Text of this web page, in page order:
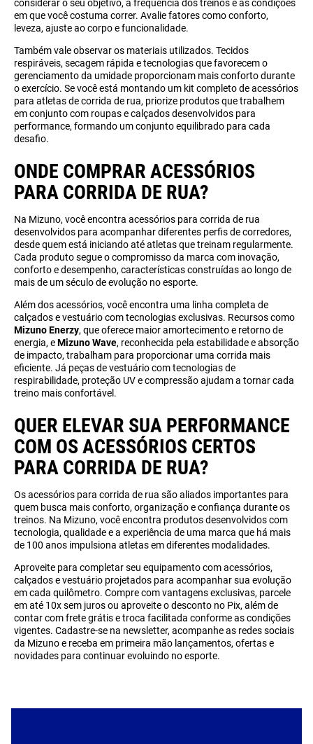
considerar o seu objetivo, a frequência dos treinos e as condições
em que você costuma correr. Avalie fatores como conforto,
leveza, ajuste ao corpo e funcionalidade.
Também vale observar os materiais utilizados. Tecidos
respiráveis, secagem rápida e tecnologias que favorecem o
gerenciamento da umidade proporcionam mais conforto durante
o exercício. Se você está montando um kit completo de acessórios
para atletas de corrida de rua, priorize produtos que trabalhem
em conjunto com roupas e calçados desenvolvidos para
performance, formando um conjunto equilibrado para cada
desafio.
ONDE COMPRAR ACESSÓRIOS
PARA CORRIDA DE RUA?
Na Mizuno, você encontra acessórios para corrida de rua
desenvolvidos para acompanhar diferentes perfis de corredores,
desde quem está iniciando até atletas que treinam regularmente.
Cada produto segue o compromisso da marca com inovação,
conforto e desempenho, características construídas ao longo de
mais de um século de evolução no esporte.
Além dos acessórios, você encontra uma linha completa de
calçados e vestuário com tecnologias exclusivas. Recursos como
Mizuno Enerzy, que oferece maior amortecimento e retorno de
energia, e Mizuno Wave, reconhecida pela estabilidade e absorção
de impacto, trabalham para proporcionar uma corrida mais
eficiente. Já peças de vestuário com tecnologias de
respirabilidade, proteção UV e compressão ajudam a tornar cada
treino mais confortável.
QUER ELEVAR SUA PERFORMANCE
COM OS ACESSÓRIOS CERTOS
PARA CORRIDA DE RUA?
Os acessórios para corrida de rua são aliados importantes para
quem busca mais conforto, organização e confiança durante os
treinos. Na Mizuno, você encontra produtos desenvolvidos com
tecnologia, qualidade e a experiência de uma marca que há mais
de 100 anos impulsiona atletas em diferentes modalidades.
Aproveite para completar seu equipamento com acessórios,
calçados e vestuário projetados para acompanhar sua evolução
em cada quilômetro. Compre com vantagens exclusivas, parcele
em até 10x sem juros ou aproveite o desconto no Pix, além de
contar com frete grátis e troca facilitada conforme as condições
vigentes. Cadastre-se na newsletter, acompanhe as redes sociais
da Mizuno e receba em primeira mão lançamentos, ofertas e
novidades para continuar evoluindo no esporte.